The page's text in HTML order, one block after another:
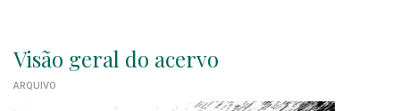
Visão geral do acervo
ARQUIVO